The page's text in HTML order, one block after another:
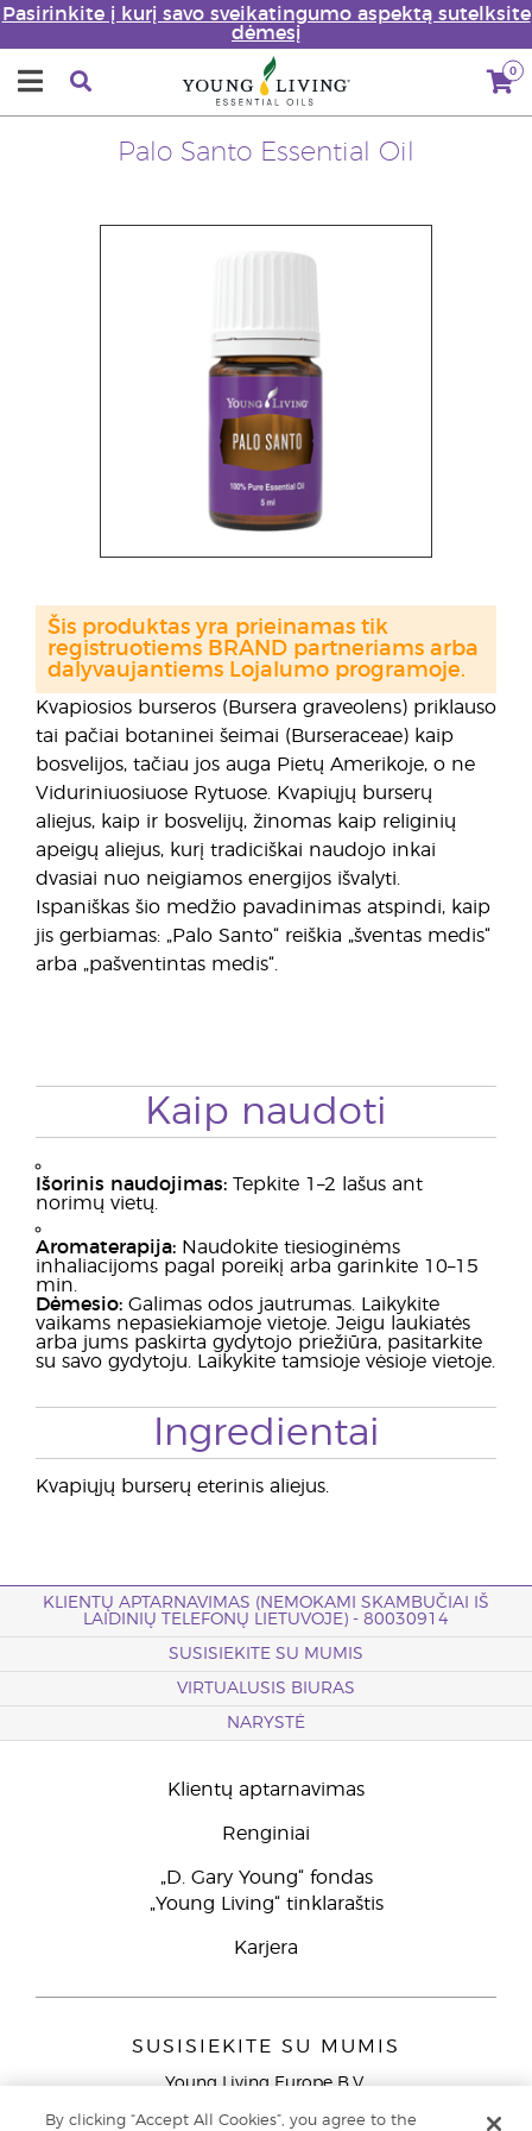
Pasirinkite į kurį savo sveikatingumo aspektą sutelksite
dėmesį
0
Palo Santo Essential Oil
Kvapiosios burseros (Bursera graveolens) priklauso
tai pačiai botaninei šeimai (Burseraceae) kaip
bosvelijos, tačiau jos auga Pietų Amerikoje, o ne
Viduriniuosiuose Rytuose. Kvapiųjų burserų
aliejus, kaip ir bosvelijų, žinomas kaip religinių
apeigų aliejus, kurį tradiciškai naudojo inkai
dvasiai nuo neigiamos energijos išvalyti.
Ispaniškas šio medžio pavadinimas atspindi, kaip
jis gerbiamas: „Palo Santo“ reiškia „šventas medis“
arba „pašventintas medis“.
Šis produktas yra prieinamas tik
registruotiems BRAND partneriams arba
dalyvaujantiems Lojalumo programoje.
Kaip naudoti
šorinis naudojimas: Tepkite 1–2 lašus ant
norimų vietų.
Aromaterapija: Naudokite tiesioginėms
inhaliacijoms pagal poreikį arba garinkite 10–15
min.
Dėmesio: Galimas odos jautrumas. Laikykite
vaikams nepasiekiamoje vietoje. Jeigu laukiatės
arba jums paskirta gydytojo priežiūra, pasitarkite
su savo gydytoju. Laikykite tamsioje vėsioje vietoje.
Ingredientai
Kvapiųjų burserų eterinis aliejus.
KLIENTŲ APTARNAVIMAS (NEMOKAMI SKAMBUČIAI IŠ
LAIDINIŲ TELEFONŲ LIETUVOJE) - 80030914
SUSISIEKITE SU MUMIS
VIRTUALUSIS BIURAS
NARYSTĖ
Klientų aptarnavimas
Renginiai
„D. Gary Young“ fondas
„Young Living“ tinklaraštis
Karjera
SUSISIEKITE SU MUMIS
Young Living Europe B.V.
By clicking “Accept All Cookies”, you agree to the